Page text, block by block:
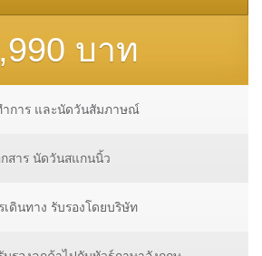
บาท
ำการ และนัดวันสัมภาษณ์
สาร นัดวันสแกนนิ้ว
ดินทาง รับรองโดยบริษัท